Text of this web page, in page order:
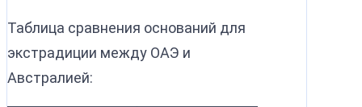
Таблица сравнения оснований для
экстрадиции между ОАЭ и
Австралией: